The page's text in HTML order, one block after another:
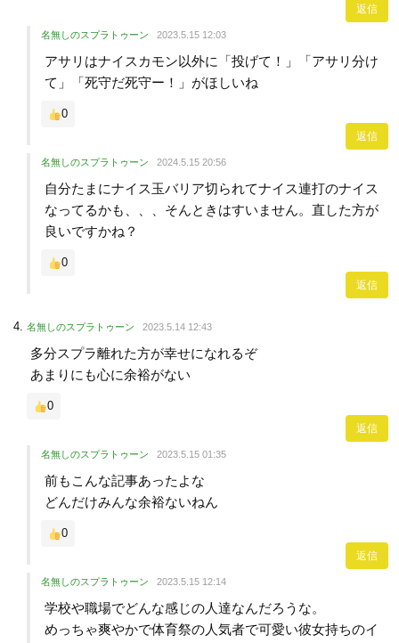
返信
名無しのスプラトゥーン 2023.5.15 12:03
アサリはナイスカモン以外に「投げて！」「アサリ分け
て」「死守だ死守ー！」がほしいね
0
返信
名無しのスプラトゥーン 2024.5.15 20:56
自分たまにナイス玉バリア切られてナイス連打のナイス
なってるかも、、、そんときはすいません。直した方が
良いですかね？
0
返信
名無しのスプラトゥーン 2023.5.14 12:43
多分スプラ離れた方が幸せになれるぞ
あまりにも心に余裕がない
0
返信
名無しのスプラトゥーン 2023.5.15 01:35
前もこんな記事あったよな
どんだけみんな余裕ないねん
0
返信
名無しのスプラトゥーン 2023.5.15 12:14
学校や職場でどんな感じの人達なんだろうな。
めっちゃ爽やかで体育祭の人気者で可愛い彼女持ちのイ